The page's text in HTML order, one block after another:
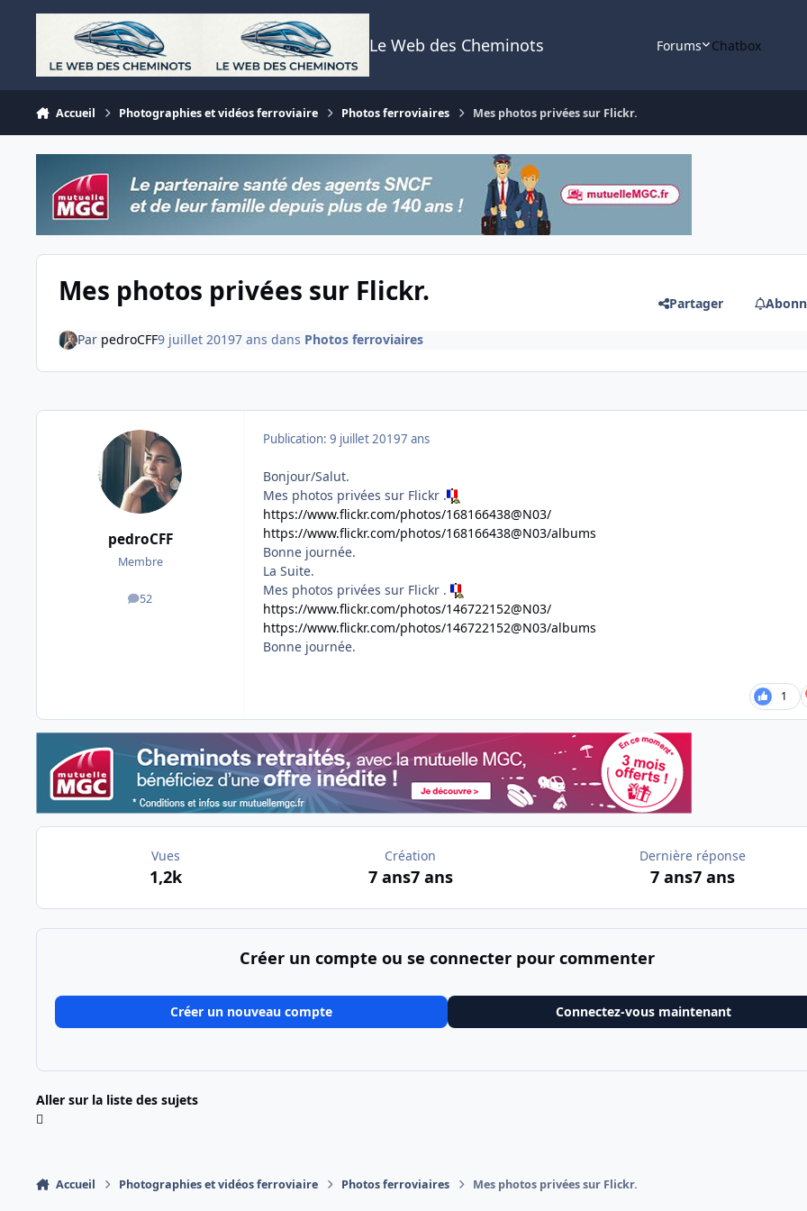
Aller au contenu
Le Web des Cheminots Forums Chatbox
Accueil Photographies et vidéos ferroviaire Photos ferroviaires Mes photos privées sur Flickr.
Mes photos privées sur Flickr. Partager
Par pedroCFF9 juillet 20197 ans dans Photos ferroviaires
pedroCFF
Membre
52
messages
Publication: 9 juillet 20197 ans
Bonjour/Salut.
Mes photos privées sur Flickr .
https://www.flickr.com/photos/168166438@N03/
https://www.flickr.com/photos/168166438@N03/albums
Bonne journée.
La Suite.
Mes photos privées sur Flickr .
https://www.flickr.com/photos/146722152@N03/
https://www.flickr.com/photos/146722152@N03/albums
Bonne journée.
1
Vues
1,2k
Création
7 ans7 ans
Dernière réponse
7 ans7 ans
Créer un compte ou se connecter pour commenter
Créer un nouveau compte Connectez-vous maintenant
Aller sur la liste des sujets
Accueil Photographies et vidéos ferroviaire Photos ferroviaires Mes photos privées sur Flickr.